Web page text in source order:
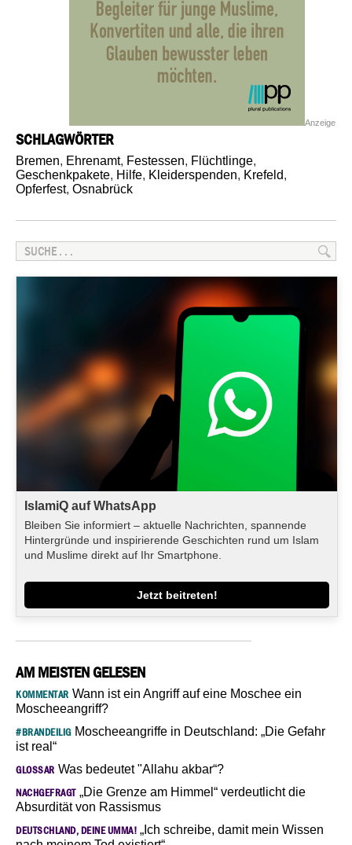
Anzeige
SCHLAGWÖRTER
Bremen, Ehrenamt, Festessen, Flüchtlinge,
Geschenkpakete, Hilfe, Kleiderspenden, Krefeld,
Opferfest, Osnabrück
IslamiQ auf WhatsApp
Bleiben Sie informiert – aktuelle Nachrichten, spannende
Hintergründe und inspirierende Geschichten rund um Islam
und Muslime direkt auf Ihr Smartphone.
Jetzt beitreten!
AM MEISTEN GELESEN
KOMMENTAR Wann ist ein Angriff auf eine Moschee ein
Moscheeangriff?
#BRANDEILIGMoscheeangriffe in Deutschland: „Die Gefahr
ist real“
GLOSSAR Was bedeutet "Allahu akbar“?
NACHGEFRAGT„Die Grenze am Himmel“ verdeutlicht die
Absurdität von Rassismus
DEUTSCHLAND, DEINE UMMA! „Ich schreibe, damit mein Wissen